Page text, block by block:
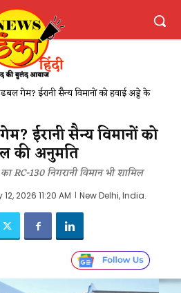
गेम? ईरानी सैन्य विमानों को हवाई अड्डे के
ईरानी सैन्य विमानों को
की अनुमति
RC-130 निगरानी विमान भी शामिल
12, 2026 11:20 AM New Delhi, India.